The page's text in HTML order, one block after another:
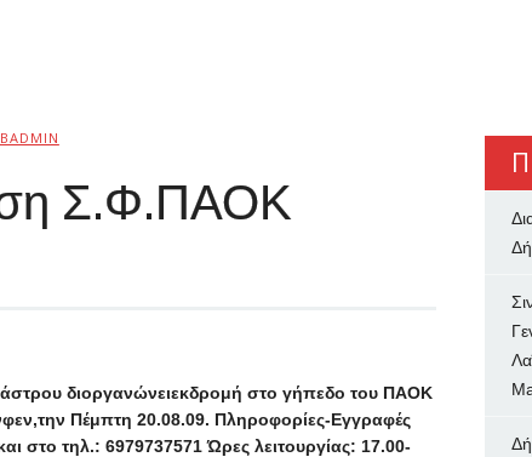
Σ.Φ.ΠΑΟΚ
διοργανώνειεκδρομή στο γήπεδο του ΠΑΟΚ
Πέμπτη 20.08.09. Πληροφορίες-Εγγραφές
στο τηλ.: 6979737571 Ώρες λειτουργίας: 17.00-